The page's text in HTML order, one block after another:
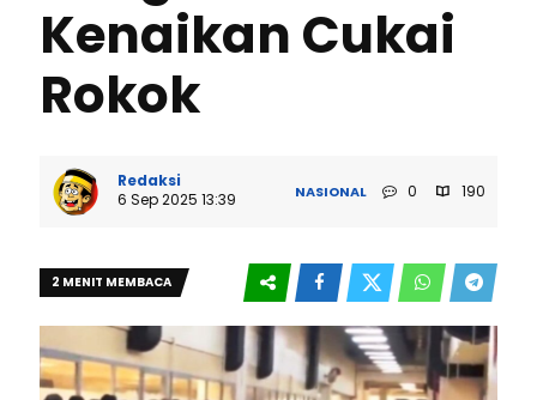
Kenaikan Cukai
Rokok
Redaksi
6 Sep 2025 13:39
NASIONAL 0 190
2 MENIT MEMBACA